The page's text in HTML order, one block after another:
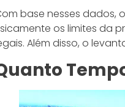
base nesses dados,
os limites da
Além disso, o